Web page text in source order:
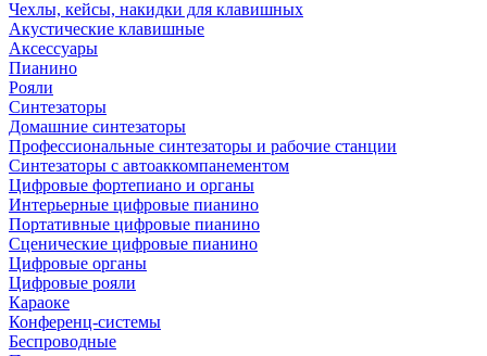
Чехлы, кейсы, накидки для клавишных
Акустические клавишные
Аксессуары
Пианино
Рояли
Синтезаторы
Домашние синтезаторы
Профессиональные синтезаторы и рабочие станции
Синтезаторы с автоаккомпанементом
Цифровые фортепиано и органы
Интерьерные цифровые пианино
Портативные цифровые пианино
Сценические цифровые пианино
Цифровые органы
Цифровые рояли
Караоке
Конференц-системы
Беспроводные